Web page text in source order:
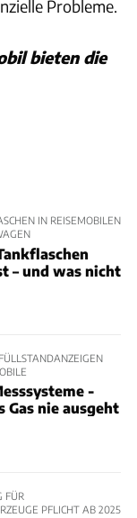
Probleme.
bieten die
IN REISEMOBILEN
– und was nicht
-
Gas nie ausgeht
FÜR
PFLICHT AB 2025